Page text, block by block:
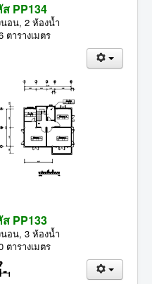
PP134
อน, 2 ห้องน้ำ
ารางเมตร
PP133
อน, 3 ห้องน้ำ
ารางเมตร